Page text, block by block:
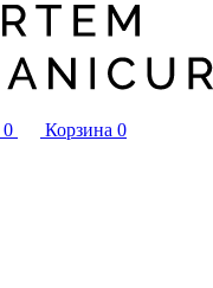
0 Корзина 0